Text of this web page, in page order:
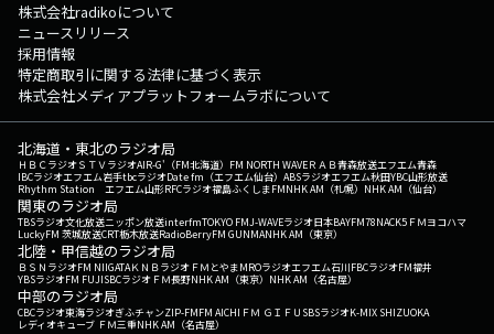
株式会社radikoについて
ニュースリリース
採用情報
特定商取引に関する法律に基づく表示
株式会社メディアプラットフォームラボについて
北海道・東北のラジオ局
ＨＢＣラジオＳＴＶラジオAIR-G'（FM北海道） FM NORTH WAVEＲＡＢ青森放送エフエム青森
IBCラジオエフエム岩手tbcラジオDate fm（エフエム仙台） ABSラジオエフエム秋田YBC山形放送
Rhythm Station エフエム山形RFCラジオ福島ふくしまFMNHK AM（札幌） NHK AM（仙台）
関東のラジオ局
TBSラジオ文化放送ニッポン放送interfmTOKYO FMJ-WAVEラジオ日本BAYFM78NACK5 ＦＭヨコハマ
LuckyFM 茨城放送CRT栃木放送RadioBerryFM GUNMANHK AM（東京）
北陸・甲信越のラジオ局
ＢＳＮラジオFM NIIGATAＫＮＢラジオ ＦＭとやまMROラジオエフエム石川FBCラジオFM福井
YBSラジオFM FUJISBCラジオ ＦＭ長野NHK AM（東京） NHK AM（名古屋）
中部のラジオ局
CBCラジオ東海ラジオぎふチャンZIP-FMFM AICHI ＦＭ ＧＩＦＵ SBSラジオK-MIX SHIZUOKA
レディオキューブ ＦＭ三重NHK AM（名古屋）